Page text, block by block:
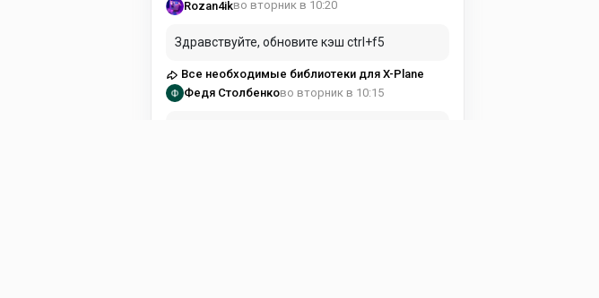
Rozan4ikво вторник в 10:20
Здравствуйте, обновите кэш ctrl+f5
Все необходимые библиотеки для X-Plane
Федя Столбенково вторник в 10:15